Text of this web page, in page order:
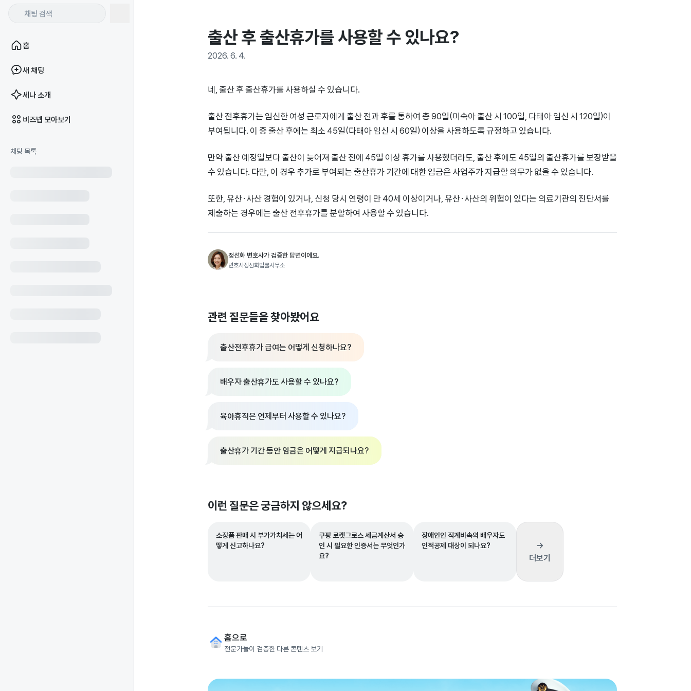
홈
새 채팅
세나 소개
비즈넵 모아보기
채팅 목록
출산 후 출산휴가를 사용할 수 있나요?
2026. 6. 4.
네, 출산 후 출산휴가를 사용하실 수 있습니다.
출산 전후휴가는 임신한 여성 근로자에게 출산 전과 후를 통하여 총 90일(미숙아 출산 시 100일, 다태아 임신 시 120일)이
부여됩니다. 이 중 출산 후에는 최소 45일(다태아 임신 시 60일) 이상을 사용하도록 규정하고 있습니다.
만약 출산 예정일보다 출산이 늦어져 출산 전에 45일 이상 휴가를 사용했더라도, 출산 후에도 45일의 출산휴가를 보장받을
수 있습니다. 다만, 이 경우 추가로 부여되는 출산휴가 기간에 대한 임금은 사업주가 지급할 의무가 없을 수 있습니다.
또한, 유산·사산 경험이 있거나, 신청 당시 연령이 만 40세 이상이거나, 유산·사산의 위험이 있다는 의료기관의 진단서를
제출하는 경우에는 출산 전후휴가를 분할하여 사용할 수 있습니다.
정선화 변호사가 검증한 답변이에요.
변호사정선화법률사무소
관련 질문들을 찾아봤어요
출산전후휴가 급여는 어떻게 신청하나요?
배우자 출산휴가도 사용할 수 있나요?
육아휴직은 언제부터 사용할 수 있나요?
출산휴가 기간 동안 임금은 어떻게 지급되나요?
이런 질문은 궁금하지 않으세요?
소장품 판매 시 부가가치세는 어
떻게 신고하나요?
쿠팡 로켓그로스 세금계산서 승
인 시 필요한 인증서는 무엇인가
요?
장애인인 직계비속의 배우자도
인적공제 대상이 되나요?
→
더보기
홈으로
전문가들이 검증한 다른 콘텐츠 보기